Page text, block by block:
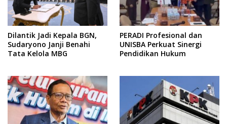
Dilantik Jadi Kepala BGN,
Sudaryono Janji Benahi
Tata Kelola MBG
PERADI Profesional dan
UNISBA Perkuat Sinergi
Pendidikan Hukum